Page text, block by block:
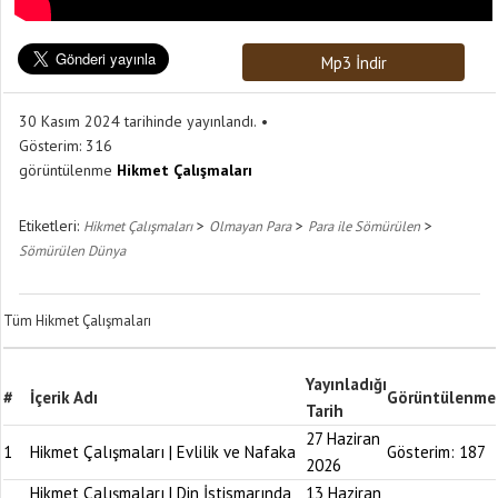
Mp3 İndir
30 Kasım 2024 tarihinde yayınlandı.
Gösterim: 316
görüntülenme Hikmet Çalışmaları
Etiketleri: Hikmet Çalışmaları> Olmayan Para> Para ile Sömürülen >
Sömürülen Dünya
Tüm Hikmet Çalışmaları
# İçerik Adı
Yayınladığı
Tarih
Görüntülenme
1 Hikmet Çalışmaları | Evlilik ve Nafaka
27 Haziran
2026
Gösterim: 187
Hikmet Çalışmaları | Din İstismarında 13 Haziran